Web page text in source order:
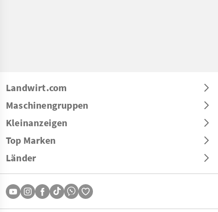
Landwirt.com
Maschinengruppen
Kleinanzeigen
Top Marken
Länder